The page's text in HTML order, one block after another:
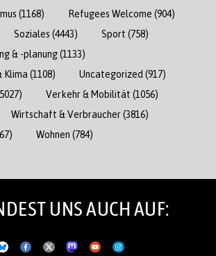
(1168) Refugees Welcome (904)
Soziales (4443) Sport (758)
& -planung(1133)
Klima (1108) Uncategorized (917)
Verkehr & Mobilität (1056)
Wirtschaft & Verbraucher(3816)
Wohnen (784)
UNS AUCH AUF: